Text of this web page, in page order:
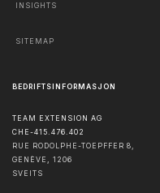
INSIGHTS
SITEMAP
BEDRIFTSINFORMASJON
TEAM EXTENSION AG
CHE-415.476.402
RUE RODOLPHE-TOEPFFER 8,
GENÈVE , 1206
SVEITS